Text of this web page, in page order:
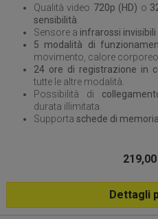
Qualità video 720p (HD) o
sensibilità
Sensore a infrarossi
5 modalità di
movimento, calore
24 ore di registrazione in
tutte le altre modalità.
Possibilità di
durata illimitata.
Supporta schede di
219,00
Dettagli